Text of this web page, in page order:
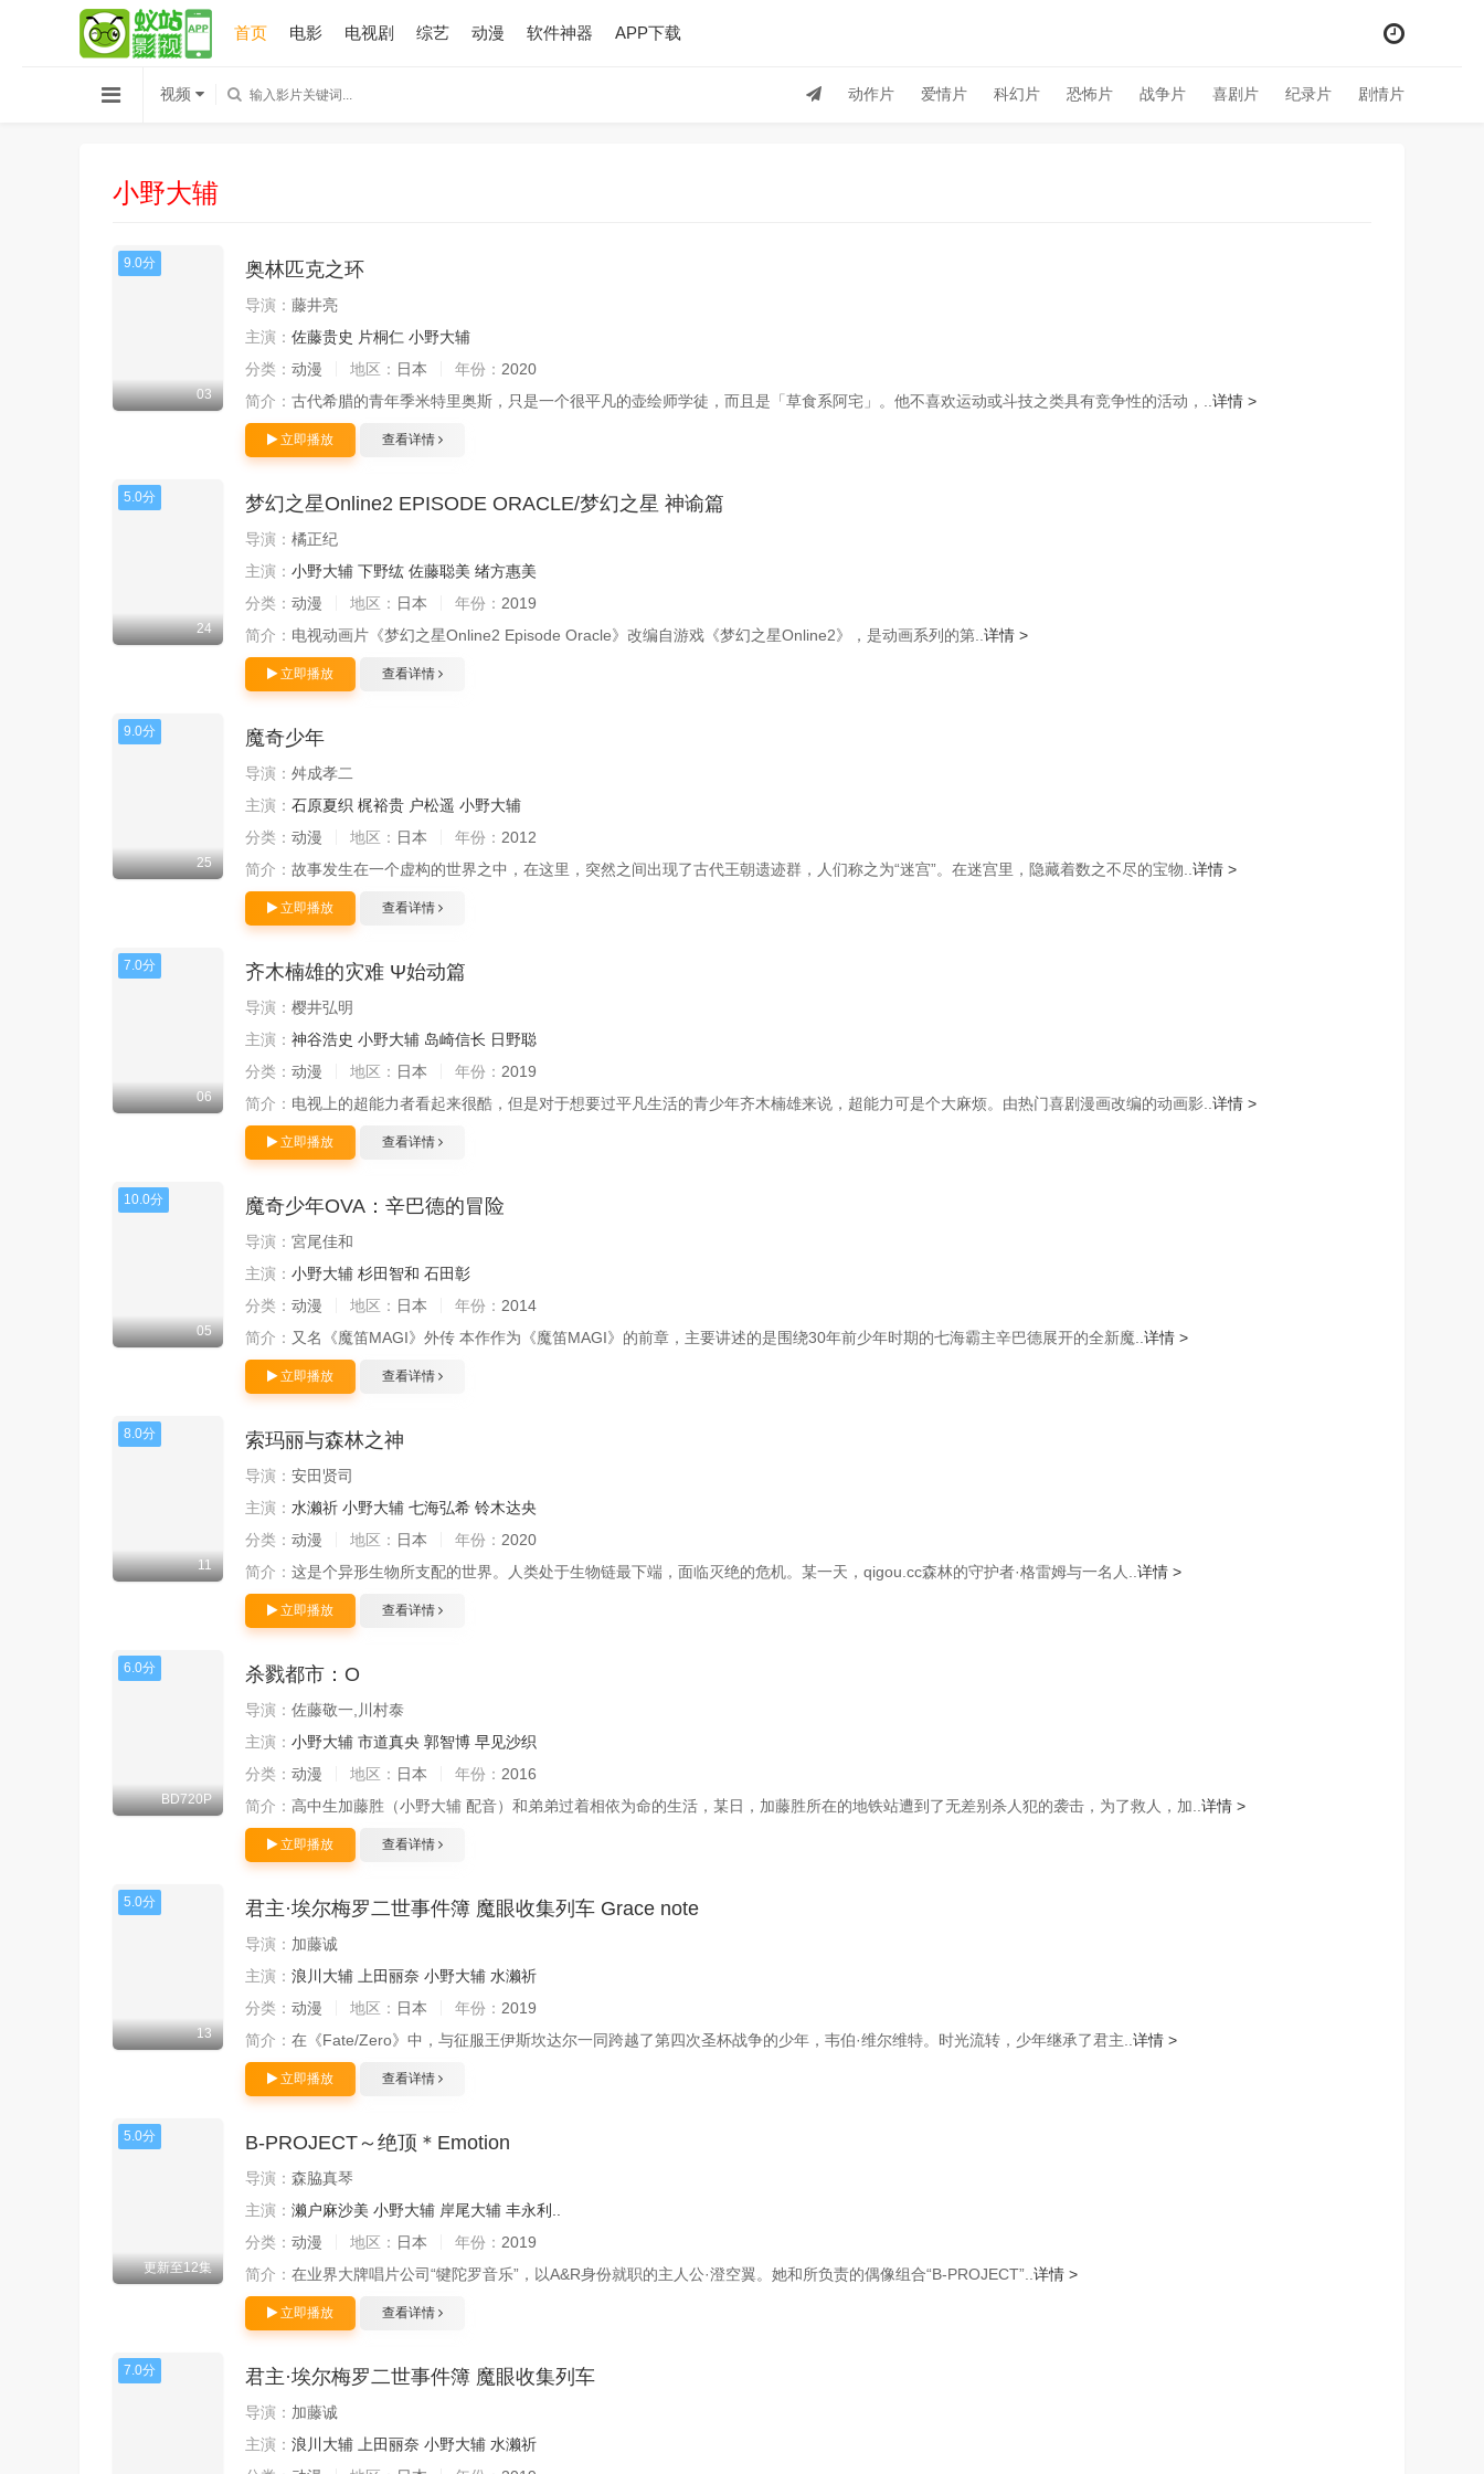
首页 电影 电视剧 综艺 动漫 软件神器 APP下载
动作片 爱情片 科幻片 恐怖片 战争片 喜剧片 纪录片 剧情片
视频
小野大辅
9.0分
03
奥林匹克之环
导演： 藤井亮
主演： 佐藤贵史 片桐仁 小野大辅
分类： 动漫 地区： 日本 年份： 2020
简介： 古代希腊的青年季米特里奥斯，只是一个很平凡的壶绘师学徒，而且是「草食系阿宅」。他不喜欢运动或斗技之类具有竞争性的活动，.. 详情 >
立即播放 查看详情
5.0分
24
梦幻之星Online2 EPISODE ORACLE/梦幻之星 神谕篇
导演： 橘正纪
主演： 小野大辅 下野纮 佐藤聪美 绪方惠美
分类： 动漫 地区： 日本 年份： 2019
简介： 电视动画片《梦幻之星Online2 Episode Oracle》改编自游戏《梦幻之星Online2》，是动画系列的第.. 详情 >
立即播放 查看详情
9.0分
25
魔奇少年
导演： 舛成孝二
主演： 石原夏织 梶裕贵 户松遥 小野大辅
分类： 动漫 地区： 日本 年份： 2012
简介： 故事发生在一个虚构的世界之中，在这里，突然之间出现了古代王朝遗迹群，人们称之为“迷宫”。在迷宫里，隐藏着数之不尽的宝物.. 详情 >
立即播放 查看详情
7.0分
06
齐木楠雄的灾难 Ψ始动篇
导演： 樱井弘明
主演： 神谷浩史 小野大辅 岛崎信长 日野聪
分类： 动漫 地区： 日本 年份： 2019
简介： 电视上的超能力者看起来很酷，但是对于想要过平凡生活的青少年齐木楠雄来说，超能力可是个大麻烦。由热门喜剧漫画改编的动画影.. 详情 >
立即播放 查看详情
10.0分
05
魔奇少年OVA：辛巴德的冒险
导演： 宮尾佳和
主演： 小野大辅 杉田智和 石田彰
分类： 动漫 地区： 日本 年份： 2014
简介： 又名《魔笛MAGI》外传 本作作为《魔笛MAGI》的前章，主要讲述的是围绕30年前少年时期的七海霸主辛巴德展开的全新魔.. 详情 >
立即播放 查看详情
8.0分
11
索玛丽与森林之神
导演： 安田贤司
主演： 水濑祈 小野大辅 七海弘希 铃木达央
分类： 动漫 地区： 日本 年份： 2020
简介： 这是个异形生物所支配的世界。人类处于生物链最下端，面临灭绝的危机。某一天，qigou.cc森林的守护者·格雷姆与一名人.. 详情 >
立即播放 查看详情
6.0分
BD720P
杀戮都市：O
导演： 佐藤敬一,川村泰
主演： 小野大辅 市道真央 郭智博 早见沙织
分类： 动漫 地区： 日本 年份： 2016
简介： 高中生加藤胜（小野大辅 配音）和弟弟过着相依为命的生活，某日，加藤胜所在的地铁站遭到了无差别杀人犯的袭击，为了救人，加.. 详情 >
立即播放 查看详情
5.0分
13
君主·埃尔梅罗二世事件簿 魔眼收集列车 Grace note
导演： 加藤诚
主演： 浪川大辅 上田丽奈 小野大辅 水濑祈
分类： 动漫 地区： 日本 年份： 2019
简介： 在《Fate/Zero》中，与征服王伊斯坎达尔一同跨越了第四次圣杯战争的少年，韦伯·维尔维特。时光流转，少年继承了君主.. 详情 >
立即播放 查看详情
5.0分
更新至12集
B-PROJECT～绝顶＊Emotion
导演： 森脇真琴
主演： 濑户麻沙美 小野大辅 岸尾大辅 丰永利..
分类： 动漫 地区： 日本 年份： 2019
简介： 在业界大牌唱片公司“犍陀罗音乐”，以A&R身份就职的主人公·澄空翼。她和所负责的偶像组合“B-PROJECT”.. 详情 >
立即播放 查看详情
7.0分 君主·埃尔梅罗二世事件簿 魔眼收集列车
导演： 加藤诚
主演： 浪川大辅 上田丽奈 小野大辅 水濑祈